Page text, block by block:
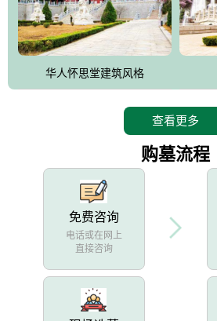
华人怀思堂建筑风格
查看更多
购墓流程
免费咨询
电话或在网上
直接咨询